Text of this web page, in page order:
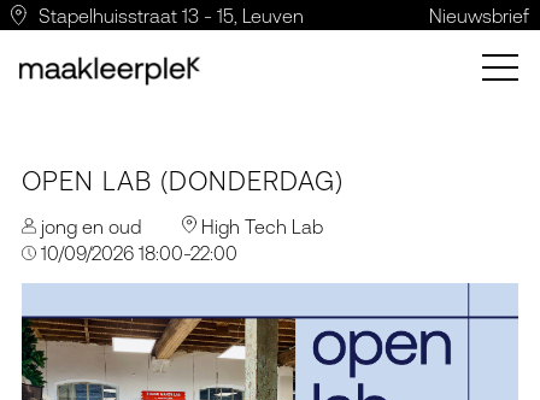
Stapelhuisstraat 13 - 15, Leuven Nieuwsbrief
OPEN LAB (DONDERDAG)
jong en oud
High Tech Lab
10/09/2026 18:00-22:00